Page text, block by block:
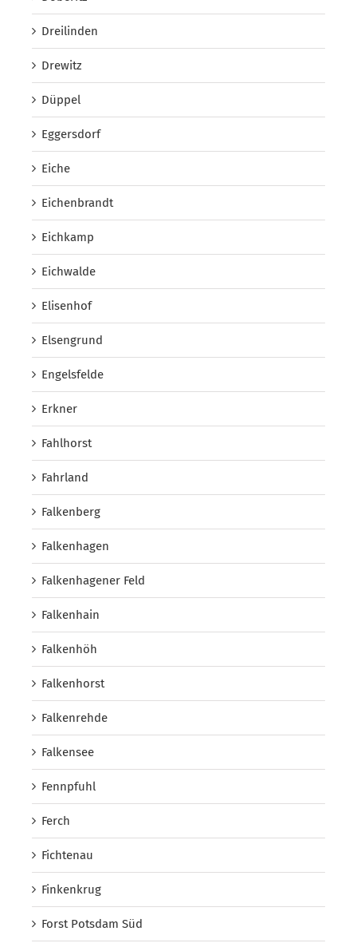
Dreilinden
Drewitz
Düppel
Eggersdorf
Eiche
Eichenbrandt
Eichkamp
Eichwalde
Elisenhof
Elsengrund
Engelsfelde
Erkner
Fahlhorst
Fahrland
Falkenberg
Falkenhagen
Falkenhagener Feld
Falkenhain
Falkenhöh
Falkenhorst
Falkenrehde
Falkensee
Fennpfuhl
Ferch
Fichtenau
Finkenkrug
Forst Potsdam Süd